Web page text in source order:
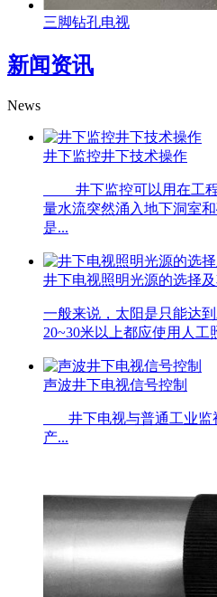
三脚钻孔电视
新闻资讯
News
井下监控井下技术操作
井下监控可以用在工程
量水流突然涌入地下洞室
是...
井下电视照明光源的选择
一般来说，太阳是只能达
20~30米以上都应使用人
声波井下电视信号控制
井下电视与普通工业监
产...